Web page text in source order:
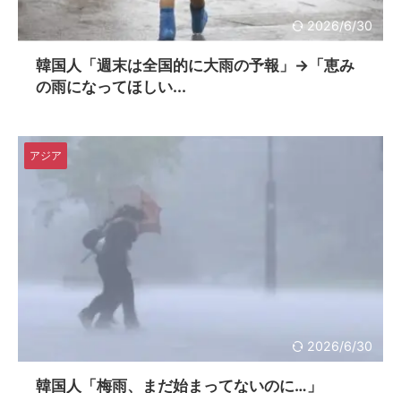
2026/6/30
韓国人「週末は全国的に大雨の予報」→「恵み
の雨になってほしい...
2026/6/30
アジア
韓国人「梅雨、まだ始まってないのに…」